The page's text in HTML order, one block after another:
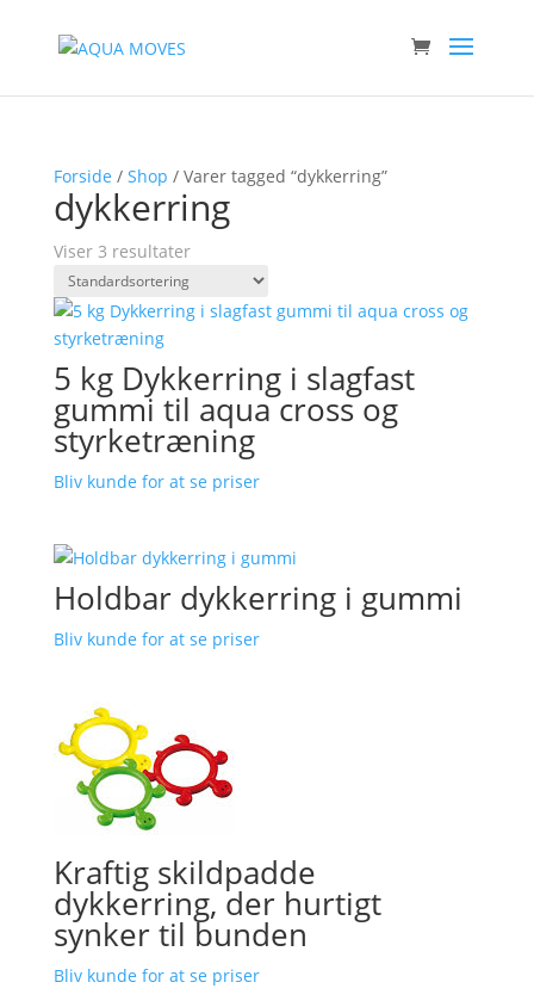
Forside / Shop / Varer tagged “dykkerring”
dykkerring
Viser 3 resultater
5 kg Dykkerring i slagfast
gummi til aqua cross og
styrketræning
Bliv kunde for at se priser
Holdbar dykkerring i gummi
Bliv kunde for at se priser
Kraftig skildpadde
dykkerring, der hurtigt
synker til bunden
Bliv kunde for at se priser